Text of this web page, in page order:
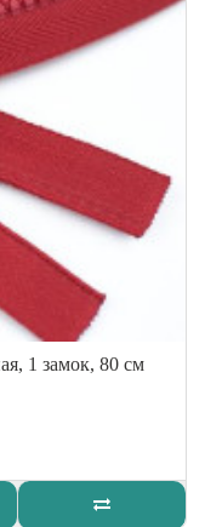
1 замок, 80 см